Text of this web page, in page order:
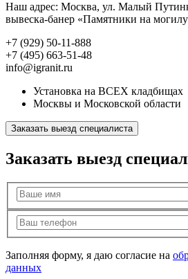
Наш адрес: Москва, ул. Малый
вывеска-банер «Памятники на
+7 (929) 50-11-888
+7 (495) 663-51-48
info@igranit.ru
Установка на ВСЕХ кладбищах
Москвы и Московской области
Заказать выезд специалиста
Заказать выезд
Заполняя форму, я даю согласие на
данных